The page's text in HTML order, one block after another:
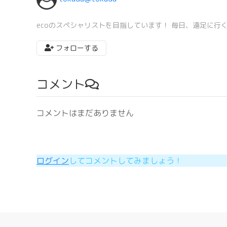
ecoのスペシャリストを目指しています！ 毎日、遠足に行
フォローする
コメント
コメントはまだありません
ログインしてコメントしてみましょう！